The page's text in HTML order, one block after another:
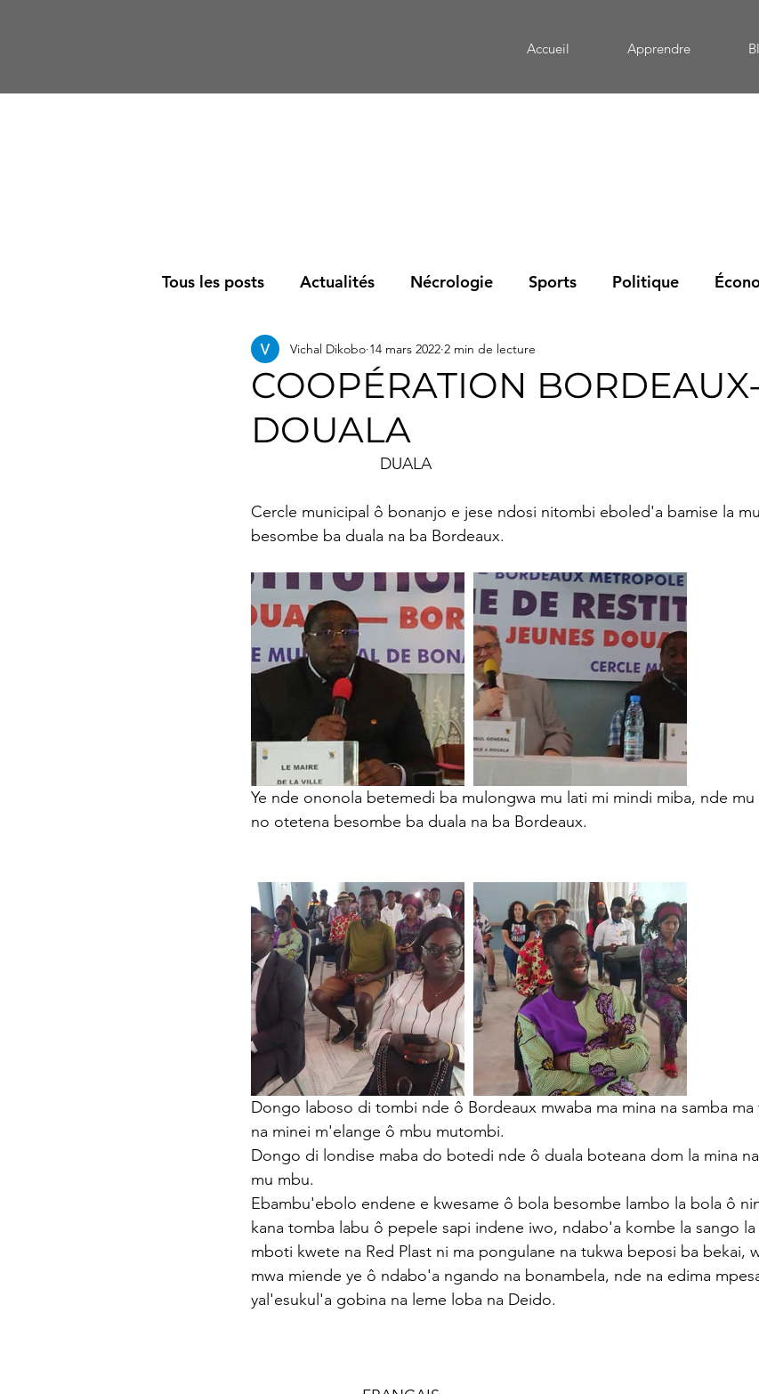
Accueil Apprendre
Tous les posts Actualités Nécrologie Sports Politique
Société Podcast Reportage Mémoire
Environnement Transports
COOPÉRATION BORDEAUX-
DOUALA
Vichal Dikobo 14 mars 2022 2 min de lecture
                             DUALA
Cercle municipal ô bonanjo e jese ndosi nitombi eboled'a bamise la
besombe ba duala na ba Bordeaux.
Ye nde ononola betemedi ba mulongwa mu lati mi mindi miba, nde
no otetena besombe ba duala na ba Bordeaux.
Dongo laboso di tombi nde ô Bordeaux mwaba ma mina na samba ma
na minei m'elange ô mbu mutombi.
Dongo di londise maba do botedi nde ô duala boteana dom la mina
mu mbu.
Ebambu'ebolo endene e kwesame ô bola besombe lambo la bola ô
kana tomba labu ô pepele sapi indene iwo, ndabo'a kombe la sango
mboti kwete na Red Plast ni ma pongulane na tukwa beposi ba bekai,
mwa miende ye ô ndabo'a ngando na bonambela, nde na edima
yal'esukul'a gobina na leme loba na Deido.